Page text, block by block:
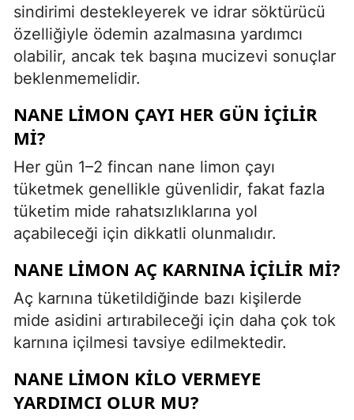
sindirimi destekleyerek ve idrar söktürücü
özelliğiyle ödemin azalmasına yardımcı
olabilir, ancak tek başına mucizevi sonuçlar
beklenmemelidir.
NANE LIMON ÇAYI HER GÜN IÇILIR
MI?
Her gün 1–2 fincan nane limon çayı
tüketmek genellikle güvenlidir, fakat fazla
tüketim mide rahatsızlıklarına yol
açabileceği için dikkatli olunmalıdır.
NANE LIMON AÇ KARNINA IÇILIR MI?
Aç karnına tüketildiğinde bazı kişilerde
mide asidini artırabileceği için daha çok tok
karnına içilmesi tavsiye edilmektedir.
NANE LIMON KILO VERMEYE
YARDIMCI OLUR MU?